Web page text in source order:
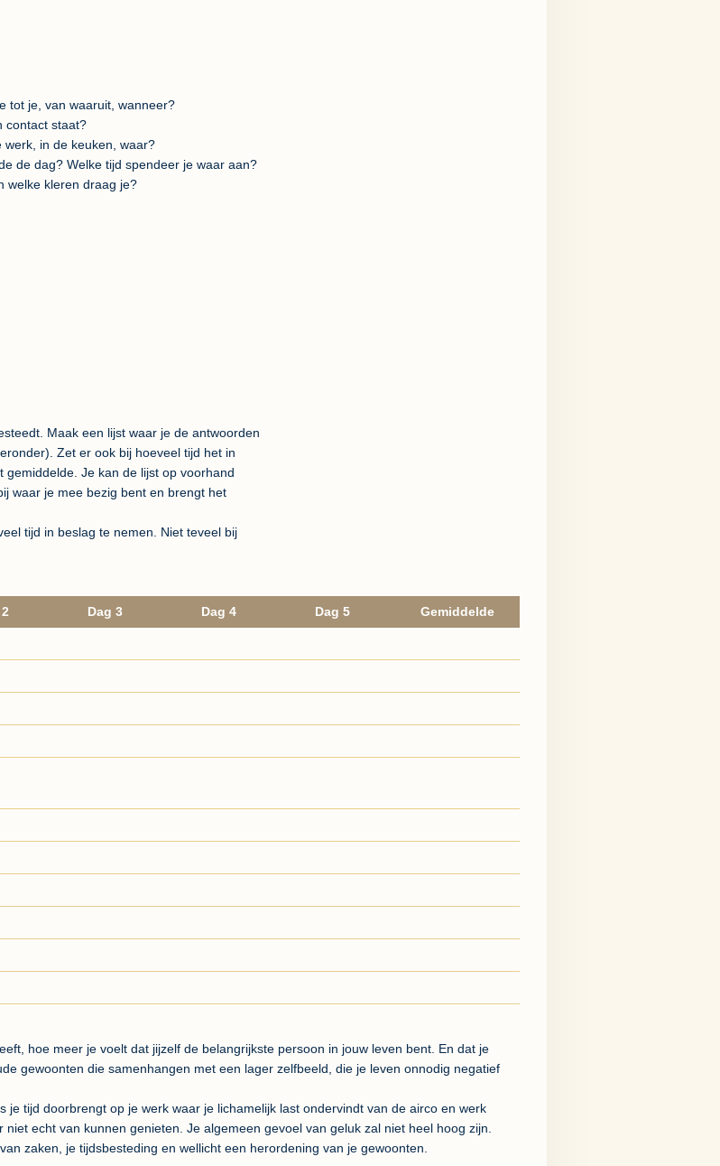
tot je, van waaruit, wanneer?
contact staat?
werk, in de keuken, waar?
de dag? Welke tijd spendeer je waar aan?
welke kleren draag je?
Maak een lijst waar je de antwoorden
Zet er ook bij hoeveel tijd het in
Je kan de lijst op voorhand
waar je mee bezig bent en brengt het
tijd in beslag te nemen. Niet teveel bij
Dag 3 Dag 4 Dag 5 Gemiddelde
hoe meer je voelt dat jijzelf de belangrijkste persoon in jouw leven bent. En dat je
gewoonten die samenhangen met een lager zelfbeeld, die je leven onnodig negatief
je tijd doorbrengt op je werk waar je lichamelijk last ondervindt van de airco en werk
echt van kunnen genieten. Je algemeen gevoel van geluk zal niet heel hoog zijn.
zaken, je tijdsbesteding en wellicht een herordening van je gewoonten.